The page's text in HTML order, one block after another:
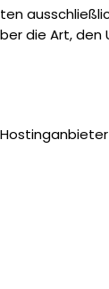
die Art,